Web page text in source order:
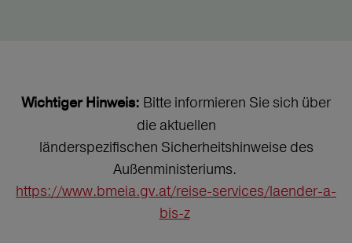
Wichtiger Hinweis: Bitte informieren Sie sich über
die aktuellen
länderspezifischen Sicherheitshinweise des
Außenministeriums.
https://www.bmeia.gv.at/reise-services/laender-a-
bis-z